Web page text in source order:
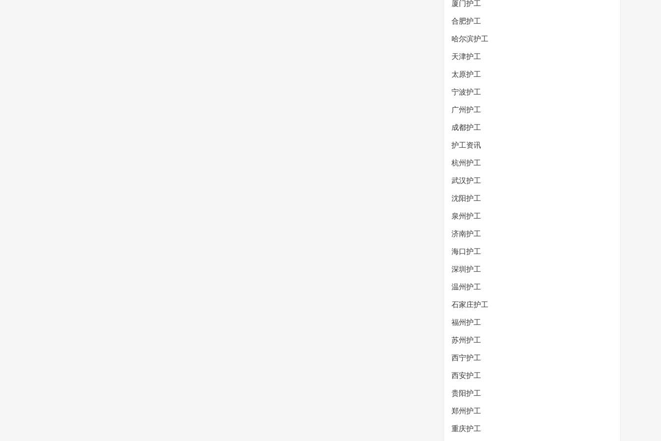
厦门护工
合肥护工
哈尔滨护工
天津护工
太原护工
宁波护工
广州护工
成都护工
护工资讯
杭州护工
武汉护工
沈阳护工
泉州护工
济南护工
海口护工
深圳护工
温州护工
石家庄护工
福州护工
苏州护工
西宁护工
西安护工
贵阳护工
郑州护工
重庆护工